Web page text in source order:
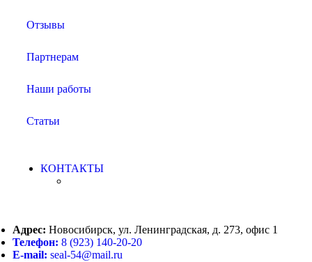
Отзывы
Партнерам
Наши работы
Статьи
КОНТАКТЫ
Адрес: Новосибирск, ул. Ленинградская, д. 273, офис 1
Телефон: 8 (923) 140-20-20
E-mail: seal-54@mail.ru